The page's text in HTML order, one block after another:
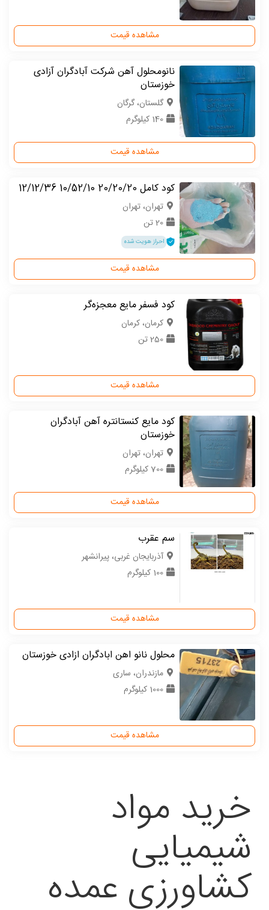
مشاهده قیمت
نانومحلول آهن شرکت آبادگران آزادی
خوزستان
گلستان، گرگان
140 کیلوگرم
مشاهده قیمت
کود کامل 20/20/20 10/52/10 12/12/36
تهران، تهران
20 تن
احراز هویت شده
مشاهده قیمت
کود فسفر مایع معجزه‌گر
كرمان، کرمان
250 تن
مشاهده قیمت
کود مایع کنستانتره آهن آبادگران
خوزستان
تهران، تهران
700 کیلوگرم
مشاهده قیمت
سم عقرب
آذربایجان غربی، پیرانشهر
100 کیلوگرم
مشاهده قیمت
محلول نانو اهن ابادگران ازادی خوزستان
مازندران، ساری
1000 کیلوگرم
مشاهده قیمت
خرید مواد
شیمیایی
کشاورزی عمده